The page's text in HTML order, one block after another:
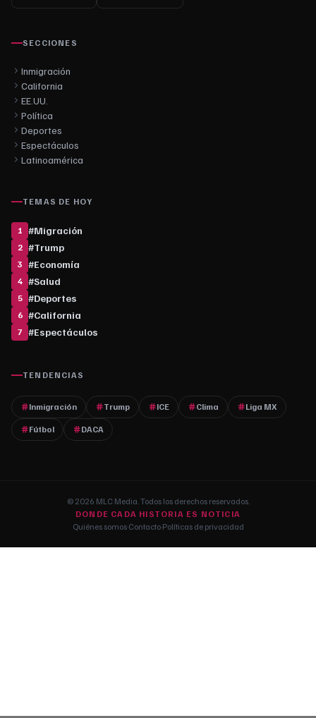
SECCIONES
Inmigración
California
EE.UU.
Política
Deportes
Espectáculos
Latinoamérica
TEMAS DE HOY
1 #Migración
2 #Trump
3 #Economía
4 #Salud
5 #Deportes
6 #California
7 #Espectáculos
TENDENCIAS
Inmigración Trump ICE Clima Liga MX
Fútbol DACA
© 2026 MLC Media. Todos los derechos reservados.
DONDE CADA HISTORIA ES NOTICIA
Quiénes somos·Contacto·Políticas de privacidad